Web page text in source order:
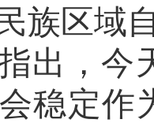
族区域
出，今
稳定作